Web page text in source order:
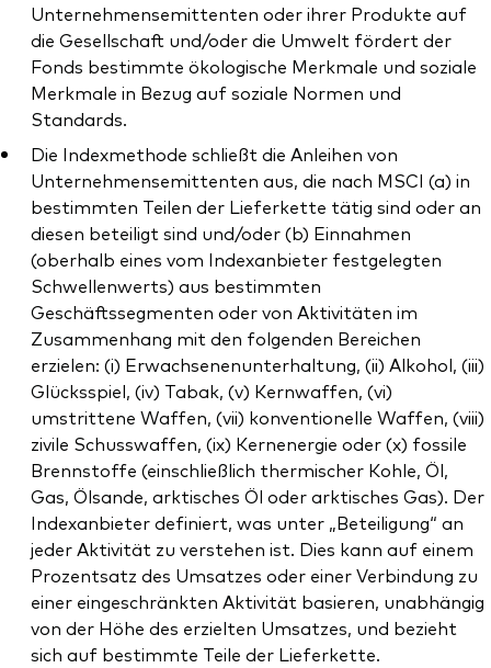
Unternehmensemittenten oder ihrer Produkte auf
die Gesellschaft und/oder die Umwelt fördert der
Fonds bestimmte ökologische Merkmale und soziale
Merkmale in Bezug auf soziale Normen und
Standards.
Die Indexmethode schließt die Anleihen von
Unternehmensemittenten aus, die nach MSCI (a) in
bestimmten Teilen der Lieferkette tätig sind oder an
diesen beteiligt sind und/oder (b) Einnahmen
(oberhalb eines vom Indexanbieter festgelegten
Schwellenwerts) aus bestimmten
Geschäftssegmenten oder von Aktivitäten im
Zusammenhang mit den folgenden Bereichen
erzielen: (i) Erwachsenenunterhaltung, (ii) Alkohol, (iii)
Glücksspiel, (iv) Tabak, (v) Kernwaffen, (vi)
umstrittene Waffen, (vii) konventionelle Waffen, (viii)
zivile Schusswaffen, (ix) Kernenergie oder (x) fossile
Brennstoffe (einschließlich thermischer Kohle, Öl,
Gas, Ölsande, arktisches Öl oder arktisches Gas). Der
Indexanbieter definiert, was unter „Beteiligung“ an
jeder Aktivität zu verstehen ist. Dies kann auf einem
Prozentsatz des Umsatzes oder einer Verbindung zu
einer eingeschränkten Aktivität basieren, unabhängig
von der Höhe des erzielten Umsatzes, und bezieht
sich auf bestimmte Teile der Lieferkette.